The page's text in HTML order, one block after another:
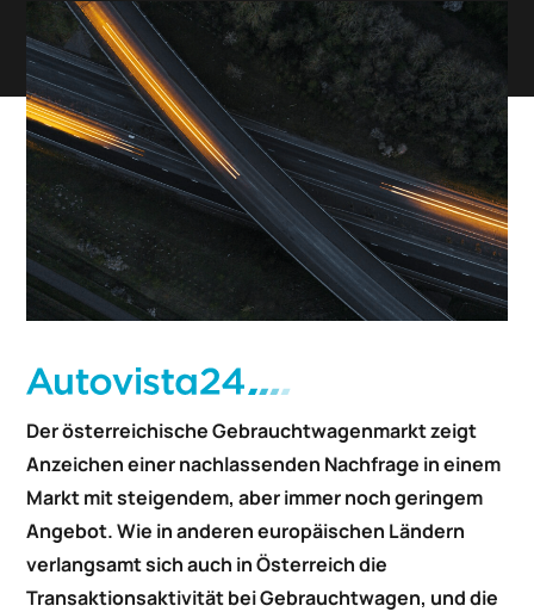
Der österreichische Gebrauchtwagenmarkt zeigt
Anzeichen einer nachlassenden Nachfrage in einem
Markt mit steigendem, aber immer noch geringem
Angebot. Wie in anderen europäischen Ländern
verlangsamt sich auch in Österreich die
Transaktionsaktivität bei Gebrauchtwagen, und die